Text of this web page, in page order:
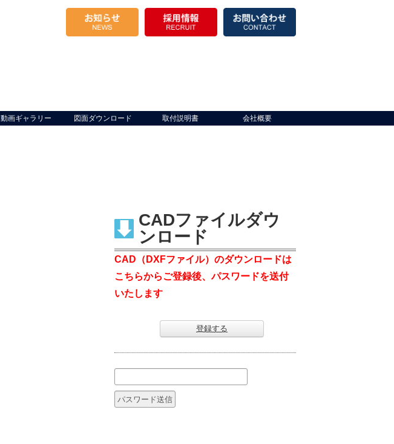
動画ギャラリー 図面ダウンロード 取付説明書 会社概要
CADファイルダウ
ンロード
CAD（DXFファイル）のダウンロードは
こちらからご登録後、パスワードを送付
いたします
登録する